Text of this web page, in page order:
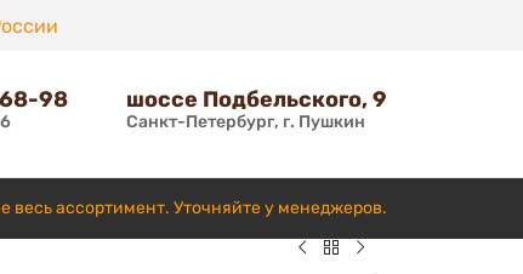
98 шоссе Подбельского, 9
Санкт-Петербург, г. Пушкин
весь ассортимент. Уточняйте у менеджеров.